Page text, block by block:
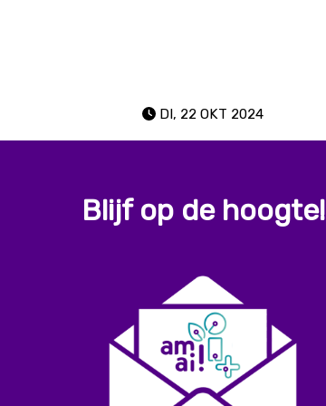
Instagram
DI, 22 OKT 2024
Blijf op de hoogte!